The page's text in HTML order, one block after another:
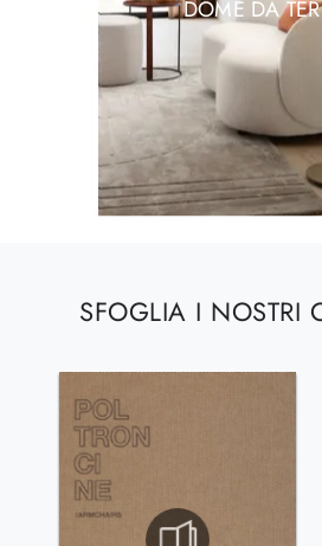
DOME DA
SFOGLIA I NOSTRI